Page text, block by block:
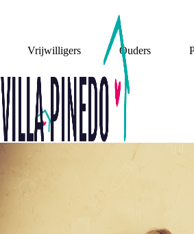
Vrijwilligers Ouders
OVERHEID